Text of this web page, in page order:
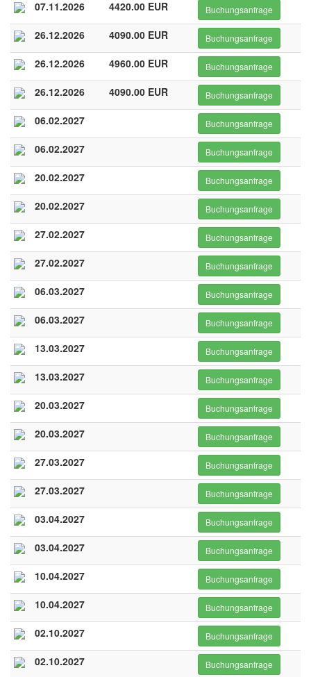
07.11.2026 4420.00 EUR Buchungsanfrage
26.12.2026 4090.00 EUR Buchungsanfrage
26.12.2026 4960.00 EUR Buchungsanfrage
26.12.2026 4090.00 EUR Buchungsanfrage
06.02.2027 Buchungsanfrage
06.02.2027 Buchungsanfrage
20.02.2027 Buchungsanfrage
20.02.2027 Buchungsanfrage
27.02.2027 Buchungsanfrage
27.02.2027 Buchungsanfrage
06.03.2027 Buchungsanfrage
06.03.2027 Buchungsanfrage
13.03.2027 Buchungsanfrage
13.03.2027 Buchungsanfrage
20.03.2027 Buchungsanfrage
20.03.2027 Buchungsanfrage
27.03.2027 Buchungsanfrage
27.03.2027 Buchungsanfrage
03.04.2027 Buchungsanfrage
03.04.2027 Buchungsanfrage
10.04.2027 Buchungsanfrage
10.04.2027 Buchungsanfrage
02.10.2027 Buchungsanfrage
02.10.2027 Buchungsanfrage